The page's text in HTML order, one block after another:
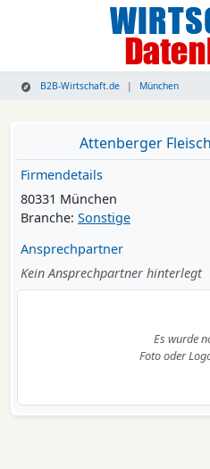
B2B-Wirtschaft.de München
Attenberger
Firmendetails
80331 München
Branche: Sonstige
Ansprechpartner
Kein Ansprechpartner hinterlegt
Es wurde
Foto oder